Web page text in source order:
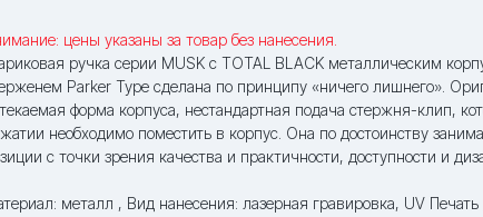
цены указаны за товар без нанесения.
ручка серии MUSK с TOTAL BLACK металлическим
Parker Type сделана по принципу «ничего лишнего».
форма корпуса, нестандартная подача стержня-клип,
необходимо поместить в корпус. Она по достоинству
с точки зрения качества и практичности, доступности и
металл , Вид нанесения: лазерная гравировка, UV